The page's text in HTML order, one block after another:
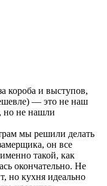
короба и выступов,
— это не наш
но не нашли
мы решили делать
он все
такой, как
окончательно. Не
но кухня идеально